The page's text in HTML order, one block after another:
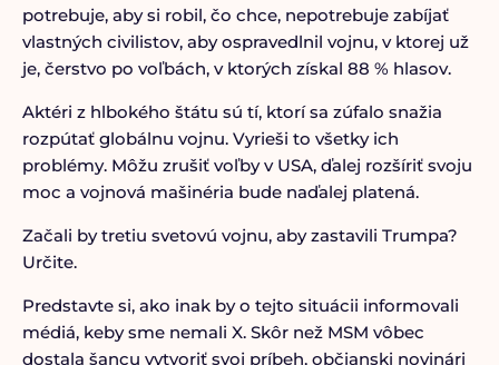
potrebuje, aby si robil, čo chce, nepotrebuje zabíjať
vlastných civilistov, aby ospravedlnil vojnu, v ktorej už
je, čerstvo po voľbách, v ktorých získal 88 % hlasov.
Aktéri z hlbokého štátu sú tí, ktorí sa zúfalo snažia
rozpútať globálnu vojnu. Vyrieši to všetky ich
problémy. Môžu zrušiť voľby v USA, ďalej rozšíriť svoju
moc a vojnová mašinéria bude naďalej platená.
Začali by tretiu svetovú vojnu, aby zastavili Trumpa?
Určite.
Predstavte si, ako inak by o tejto situácii informovali
médiá, keby sme nemali X. Skôr než MSM vôbec
dostala šancu vytvoriť svoj príbeh, občianski novinári